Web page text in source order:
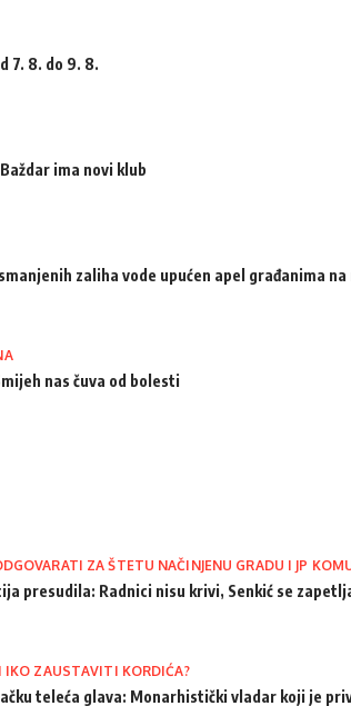
7. 8. do 9. 8.
ima novi klub
zaliha vode upućen apel građanima
nas čuva od bolesti
ZA ŠTETU NAČINJENU GRADU I JP
presudila: Radnici nisu krivi, Senkić se
IKO ZAUSTAVITI KORDIĆA?
teleća glava: Monarhistički vladar koji je